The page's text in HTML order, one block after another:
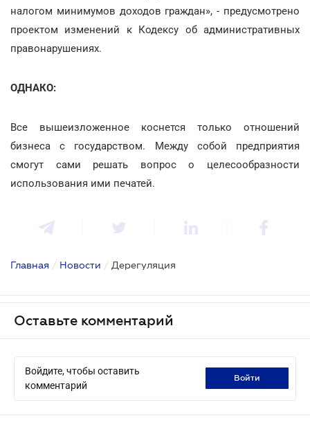
налогом минимумов доходов граждан», - предусмотрено
проектом изменений к Кодексу об административных
правонарушениях.
ОДНАКО:
Все вышеизложенное коснется только отношений
бизнеса с государством. Между собой предприятия
смогут сами решать вопрос о целесообразности
использования ими печатей.
Главная / Новости / Дерегуляция
Оставьте комментарий
Войдите, чтобы оставить
комментарий
войти